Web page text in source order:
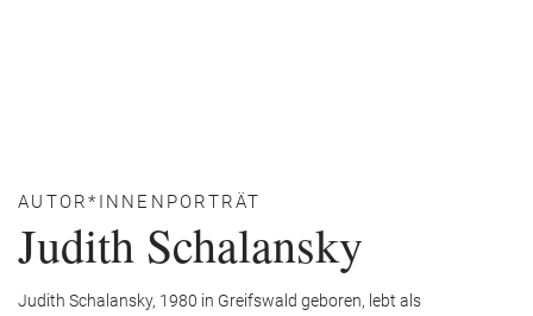
AUTOR*INNENPORTRÄT
Judith Schalansky
Judith Schalansky, 1980 in Greifswald geboren, lebt als